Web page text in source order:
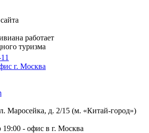
работает
туризма
г. Москва
Маросейка, д. 2/15 (м. «Китай-город»)
- офис в г. Москва